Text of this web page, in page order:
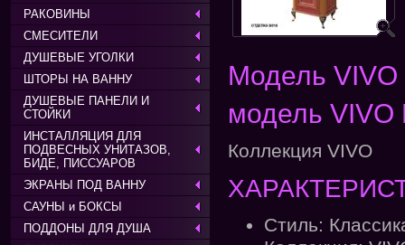
РАКОВИНЫ
СМЕСИТЕЛИ
ДУШЕВЫЕ УГОЛКИ
ШТОРЫ НА ВАННУ
ДУШЕВЫЕ ПАНЕЛИ И
СТОЙКИ
ИНСТАЛЛЯЦИЯ ДЛЯ
ПОДВЕСНЫХ УНИТАЗОВ,
БИДЕ, ПИССУАРОВ
ЭКРАНЫ ПОД ВАННУ
САУНЫ и БОКСЫ
ПОДДОНЫ ДЛЯ ДУША
Модель
модель VIVO
Коллекция VIVO
Стиль: